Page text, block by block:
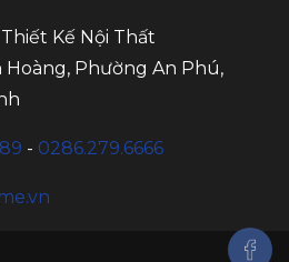
Kế Nội Thất
Hoàng, Phường An Phú,
- 0286.279.6666